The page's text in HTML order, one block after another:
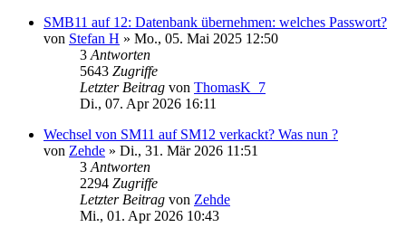
SMB11 auf 12: Datenbank übernehmen: welches Passwort?
von Stefan H » Mo., 05. Mai 2025 12:50
3 Antworten
5643 Zugriffe
Letzter Beitrag von ThomasK_7
Di., 07. Apr 2026 16:11
Wechsel von SM11 auf SM12 verkackt? Was nun ?
von Zehde » Di., 31. Mär 2026 11:51
3 Antworten
2294 Zugriffe
Letzter Beitrag von Zehde
Mi., 01. Apr 2026 10:43